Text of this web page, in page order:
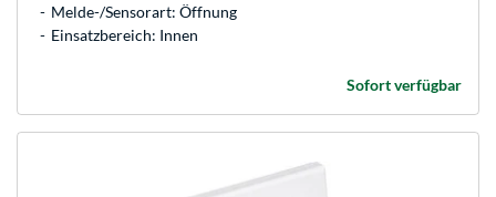
Melde-/Sensorart: Öffnung
Einsatzbereich: Innen
Sofort verfügbar